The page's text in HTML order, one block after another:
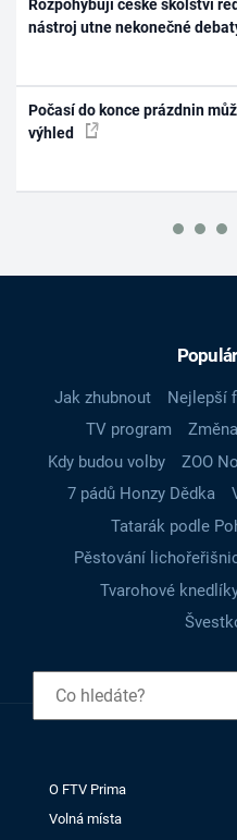
Rozpohybují české školství
nástroj utne nekonečné
Počasí do konce prázdnin
výhled
Jak zhubnout Nejlepší
TV program
Kdy budou volby
ZOO
7 pádů Honzy Dědka
Tatarák podle
Pěstování
Tvarohové
O FTV Prima
Volná místa